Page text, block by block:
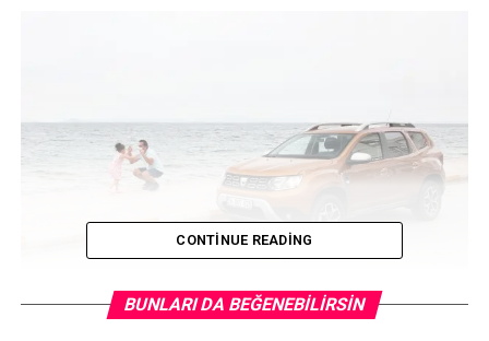
CONTINUE READING
BUNLARI DA BEĞENEBILIRSIN